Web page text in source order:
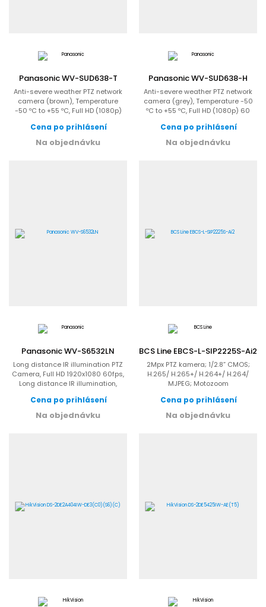
Panasonic WV-SUD638-T
Anti-severe weather PTZ network
camera (brown), Temperature
-50 ºC to +55 ºC, Full HD (1080p)
Cena po prihlásení
Na objednávku
Panasonic WV-SUD638-H
Anti-severe weather PTZ network
camera (grey), Temperature -50
ºC to +55 ºC, Full HD (1080p) 60
Cena po prihlásení
Na objednávku
Panasonic WV-S6532LN
Long distance IR illumination PTZ
Camera, Full HD 1920x1080 60fps,
Long distance IR illumination,
Cena po prihlásení
Na objednávku
BCS Line EBCS-L-SIP2225S-Ai2
2Mpx PTZ kamera; 1/2.8” CMOS;
H.265/ H.265+/ H.264+/ H.264/
MJPEG; Motozoom
microSD do 512GB;...
Cena po prihlásení
Na objednávku